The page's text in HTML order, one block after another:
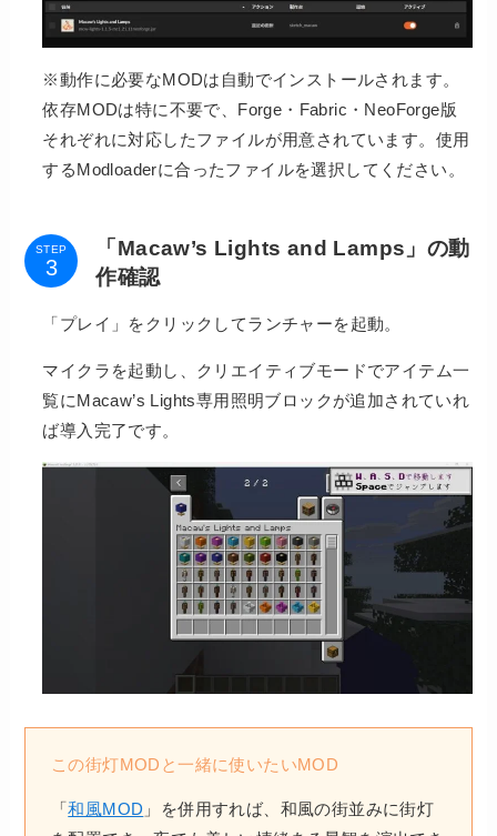
※動作に必要なMODは自動でインストールされます。
依存MODは特に不要で、Forge・Fabric・NeoForge版
それぞれに対応したファイルが用意されています。使用
するModloaderに合ったファイルを選択してください。
STEP
「Macaw’s Lights and Lamps」の動
作確認
「プレイ」をクリックしてランチャーを起動。
マイクラを起動し、クリエイティブモードでアイテム一
覧にMacaw’s Lights専用照明ブロックが追加されていれ
ば導入完了です。
この街灯MODと一緒に使いたいMOD
「和風MOD 」を併用すれば、和風の街並みに街灯